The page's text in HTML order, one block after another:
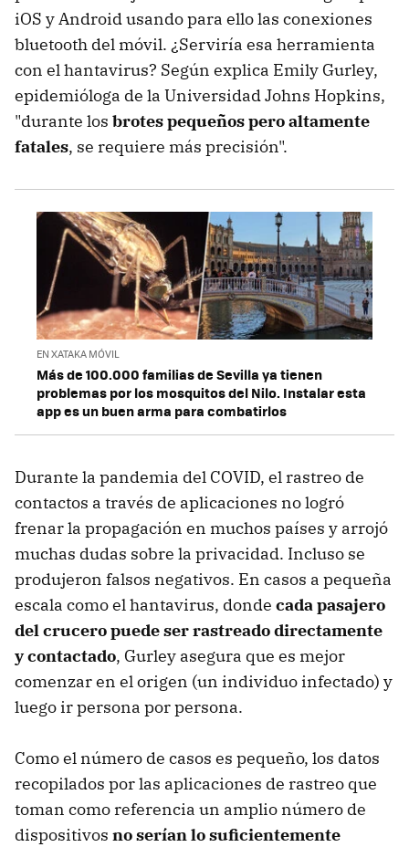
iOS y Android usando para ello las conexiones
bluetooth del móvil. ¿Serviría esa herramienta
con el hantavirus? Según explica Emily Gurley,
epidemióloga de la Universidad Johns Hopkins,
"durante los brotes pequeños pero altamente
fatales, se requiere más precisión".
EN XATAKA MÓVIL
Más de 100.000 familias de Sevilla ya tienen
problemas por los mosquitos del Nilo. Instalar esta
app es un buen arma para combatirlos
Durante la pandemia del COVID, el rastreo de
contactos a través de aplicaciones no logró
frenar la propagación en muchos países y arrojó
muchas dudas sobre la privacidad. Incluso se
produjeron falsos negativos. En casos a pequeña
escala como el hantavirus, donde cada pasajero
del crucero puede ser rastreado directamente
y contactado, Gurley asegura que es mejor
comenzar en el origen (un individuo infectado) y
luego ir persona por persona.
Como el número de casos es pequeño, los datos
recopilados por las aplicaciones de rastreo que
toman como referencia un amplio número de
dispositivos no serían lo suficientemente